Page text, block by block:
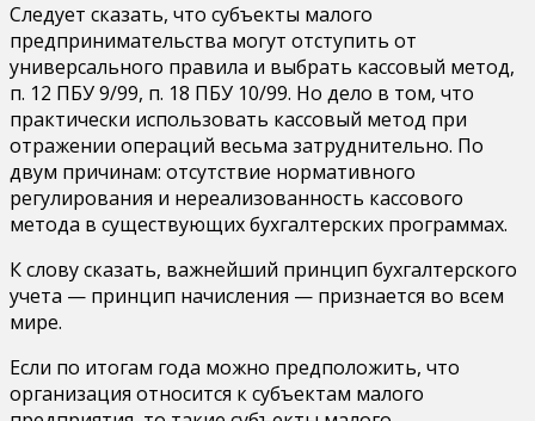
Следует сказать, что субъекты малого
предпринимательства могут отступить от
универсального правила и выбрать кассовый метод,
п. 12 ПБУ 9/99, п. 18 ПБУ 10/99. Но дело в том, что
практически использовать кассовый метод при
отражении операций весьма затруднительно. По
двум причинам: отсутствие нормативного
регулирования и нереализованность кассового
метода в существующих бухгалтерских программах.
К слову сказать, важнейший принцип бухгалтерского
учета — принцип начисления — признается во всем
мире.
Если по итогам года можно предположить, что
организация относится к субъектам малого